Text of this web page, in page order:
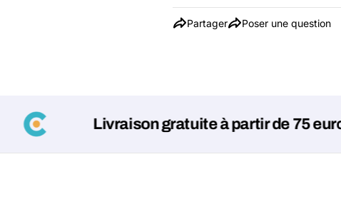
Partager Poser une question
Livraison gratuite à partir de 75 euros